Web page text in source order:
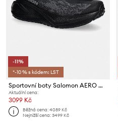
-11%
*-10 % s kódem: LST
Sportovní boty Salomon AERO GLIDE 4
Aktuální cena:
3099 Kč
Běžná cena:4089 Kč
Nejnižší cena:3499 Kč